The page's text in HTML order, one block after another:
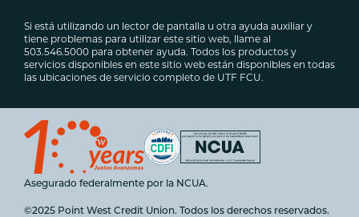
Si está utilizando un lector de pantalla u otra ayuda auxiliar y
tiene problemas para utilizar este sitio web, llame al
503.546.5000 para obtener ayuda. Todos los productos y
servicios disponibles en este sitio web están disponibles en todas
las ubicaciones de servicio completo de UTF FCU.
Asegurado federalmente por la NCUA.
©2025 Point West Credit Union. Todos los derechos reservados.